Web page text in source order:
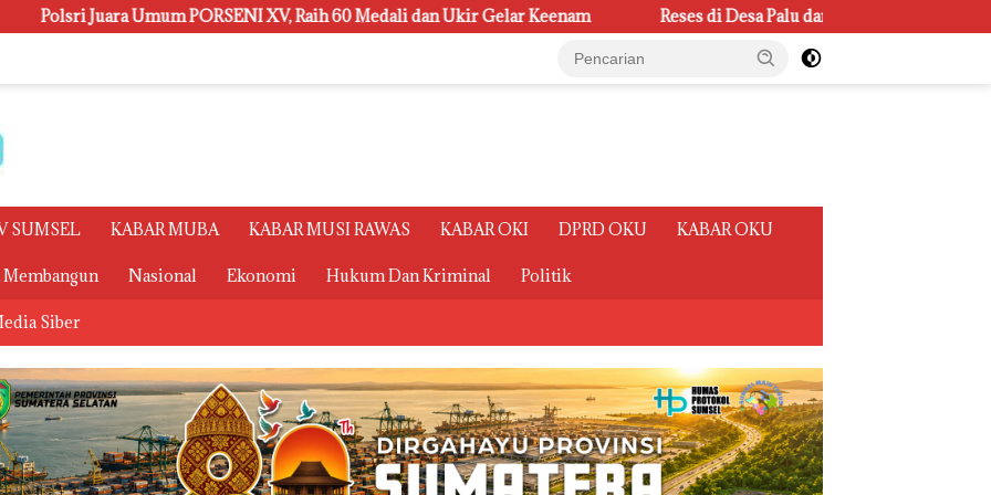
XV, Raih 60 Medali dan Ukir Gelar Keenam Reses di Desa Palu dan Ulak Kembahang I, Ketua Badan Kehormatan
SUMSEL KABAR MUBA KABAR MUSI RAWAS KABAR OKI DPRD OKU KABAR OKU
Membangun Nasional Ekonomi Hukum Dan Kriminal Politik
Siber